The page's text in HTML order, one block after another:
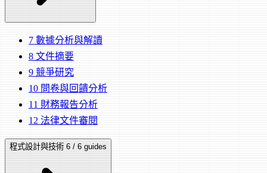
7 數據分析與解讀
8 文件摘要
9 競爭研究
10 問卷與回饋分析
11 財務報告分析
12 法律文件審閱
程式設計與技術 6 / 6 guides